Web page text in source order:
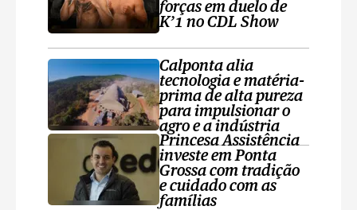
forças em duelo de
K’1 no CDL Show
Calponta alia
tecnologia e matéria-
prima de alta pureza
para impulsionar o
agro e a indústria
Princesa Assistência
investe em Ponta
Grossa com tradição
e cuidado com as
famílias